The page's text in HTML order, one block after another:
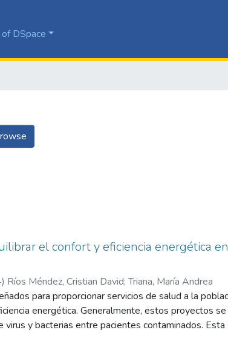
DSpace
el confort y eficiencia energética
) Ríos Méndez, Cristian David;Triana, María Andrea
para proporcionar servicios de salud a la
energética. Generalmente, estos proyectos se
y bacterias entre pacientes contaminados. Esta
que enfrentan situaciones críticas de salud o